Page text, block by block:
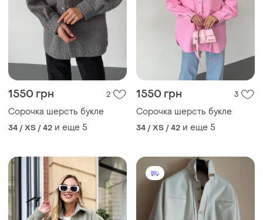
1550 грн 2
Сорочка шерсть букле
34 / XS / 42 и еще 5
1550 грн 3
Сорочка шерсть букле
34 / XS / 42 и еще 5